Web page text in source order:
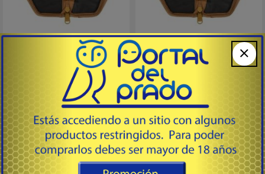
DLX SMALL
# T619B - BullDog Cases USA
Estuche de pistola de lujo con
bolsillo y funda SMALL (9″x6″)
– Acolchado suave, grueso y
resistente a los impactos
– Carcasa exterior resistente al
agua de nailon de alta resistencia
- Cremallera de longitud completa
que permite que el estuche se abra
por...
USD 39
DLX MEDIUM
# T620T - BullDog Cases USA
Estuche de pistola de lujo con
bolsillo y funda MEDIUM (12″x6″)
– Acolchado suave, grueso y
resistente a los impactos
– Carcasa exterior resistente al
agua de nailon de alta resistencia
- Cremallera de longitud completa
que permite que el estuche se abra
USD 39
Consultar